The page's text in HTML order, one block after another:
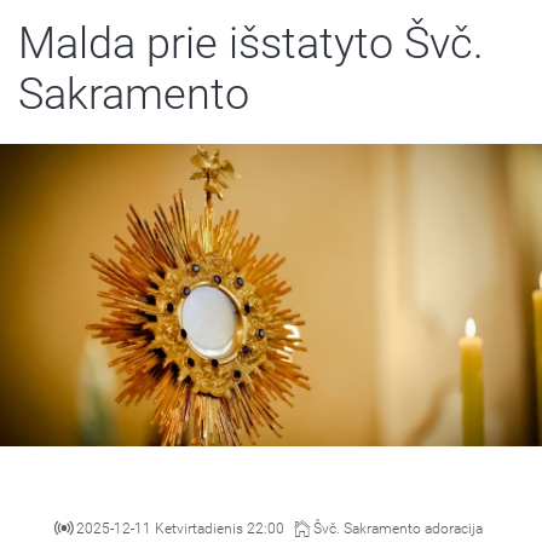
Malda prie išstatyto Švč.
Sakramento
2025-12-11 Ketvirtadienis 22:00 Švč. Sakramento adoracija